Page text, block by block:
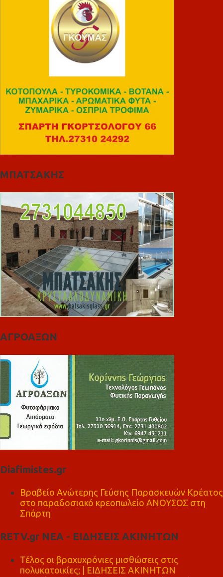
ΜΠΑΤΣΑΚΗΣ
ΑΓΡΟΑΞΩΝ
Diafimistes.gr
Βραβείο Ανώτερης Γεύσης Παρασκευών Κρέατος
στο παραδοσιακό κρεοπωλείο ΑΝΟΥΣΟΣ στη
Σπάρτη
RETV.gr ΝΕΑ - ΕΙΔΗΣΕΙΣ ΑΚΙΝΗΤΩΝ
Τέλος οι βραχυχρόνιες μισθώσεις στις
πολυκατοικίες; | ΕΙΔΗΣΕΙΣ ΑΚΙΝΗΤΩΝ